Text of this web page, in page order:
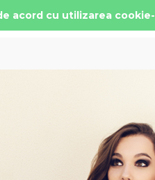
MOBILIER
acord cu utilizarea